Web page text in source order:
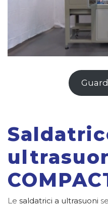
Le saldatrici a ultrasuoni